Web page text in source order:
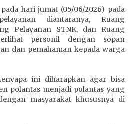
Atlet dari Berbagai
pada PORPROV XII
Salurkan Bantuan
hari jumat (05/06/2026) pada
diantaranya, Ruang
Pelayanan STNK, dan Ruang
personil dengan sopan
dan pemahaman kepada warga
ini diharapkan agar bisa
polantas menjadi polantas yang
masyarakat khususnya di